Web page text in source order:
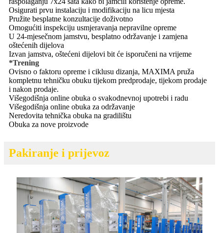
Osigurati prvu instalaciju i modifikaciju na licu mjesta
Pružite besplatne konzultacije doživotno
Omogućiti inspekciju usmjeravanja nepravilne opreme
U 24-mjesečnom jamstvu, besplatno održavanje i zamjena
oštećenih dijelova
Izvan jamstva, oštećeni dijelovi bit će isporučeni na vrijeme
*Trening
Ovisno o faktoru opreme i ciklusu dizanja, MAXIMA pruža
kompletnu tehničku obuku tijekom predprodaje, tijekom prodaje
i nakon prodaje.
Višegodišnja online obuka o svakodnevnoj upotrebi i radu
Višegodišnja online obuka za održavanje
Neredovita tehnička obuka na gradilištu
Obuka za nove proizvode
Pakiranje i prijevoz